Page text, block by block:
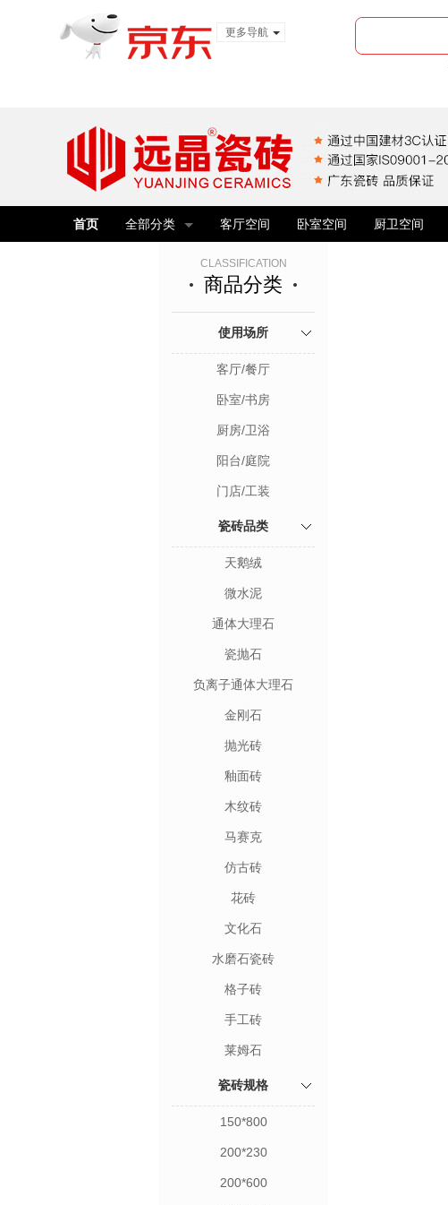
更多导航
首页 全部分类 客厅空间 卧室空间 厨卫空间
CLASSIFICATION
商品分类
使用场所
客厅/餐厅
卧室/书房
厨房/卫浴
阳台/庭院
门店/工装
瓷砖品类
天鹅绒
微水泥
通体大理石
瓷抛石
负离子通体大理石
金刚石
抛光砖
釉面砖
木纹砖
马赛克
仿古砖
花砖
文化石
水磨石瓷砖
格子砖
手工砖
莱姆石
瓷砖规格
150*800
200*230
200*600